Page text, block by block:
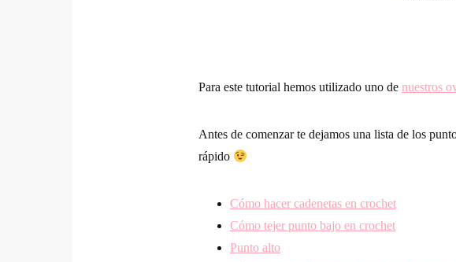
Para este tutorial hemos utilizado uno de nuestros
Antes de comenzar te dejamos una lista de los
rápido
Cómo hacer cadenetas en crochet
Cómo tejer punto bajo en crochet
Punto alto